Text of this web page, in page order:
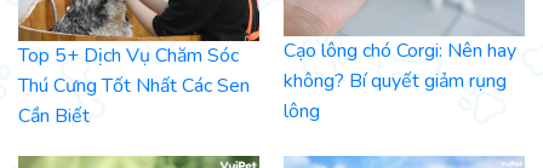
Top 5+ Dịch Vụ Chăm Sóc
Thú Cưng Tốt Nhất Các Sen
Cần Biết
Cạo lông chó Corgi: Nên hay
không? Bí quyết giảm rụng
lông